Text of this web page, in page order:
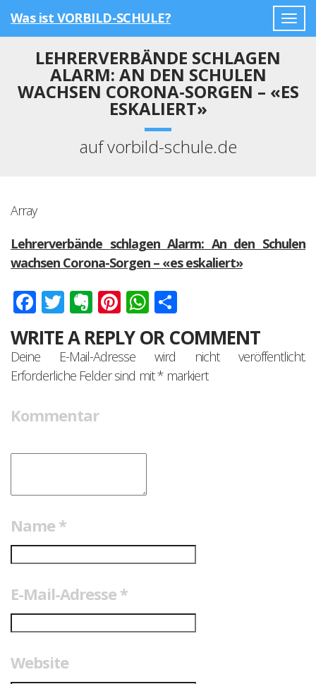
Was ist VORBILD-SCHULE?
LEHRERVERBÄNDE SCHLAGEN
ALARM: AN DEN SCHULEN
WACHSEN CORONA-SORGEN – «ES
ESKALIERT»
auf vorbild-schule.de
Array
Lehrerverbände schlagen Alarm: An den Schulen
wachsen Corona-Sorgen – «es eskaliert»
Facebook
Twitter
Evernote
Pinterest
WhatsApp
WRITE A REPLY OR COMMENT
Deine E-Mail-Adresse wird nicht veröffentlicht.
Erforderliche Felder sind mit*markiert
Kommentar
Name *
E-Mail-Adresse *
Website